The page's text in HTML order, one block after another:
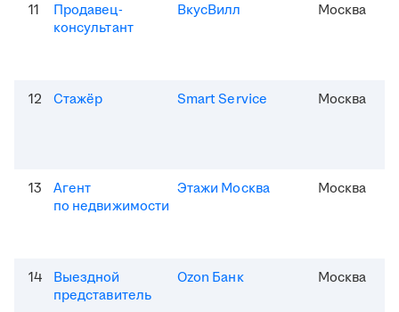
11
Продавец-
консультант
ВкусВилл Москва
12 Стажёр Smart Service Москва
13
Агент
по недвижимости
Этажи Москва Москва
14
Выездной
представитель
Ozon Банк Москва